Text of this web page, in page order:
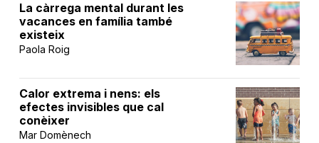
La càrrega mental durant les
vacances en família també
existeix
Paola Roig
Calor extrema i nens: els
efectes invisibles que cal
conèixer
Mar Domènech